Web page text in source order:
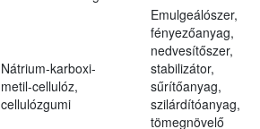
Nátrium-karboxi-
metil-cellulóz,
cellulózgumi
Emulgeálószer,
fényezőanyag,
nedvesítőszer,
stabilizátor,
sűrítőanyag,
szilárdítóanyag,
tömegnövelő